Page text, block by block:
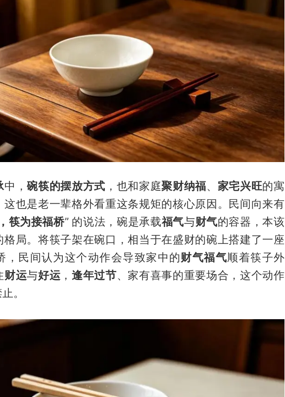
中，碗筷的摆放方式 ，也和家庭聚财纳福、 家宅兴旺的寓
这也是老一辈格外看重这条规矩的核心原因。民间向来有
筷为接福桥” 的说法，碗是承载福气与财气的容器，本该
格局。将筷子架在碗口，相当于在盛财的碗上搭建了一座
，民间认为这个动作会导致家中的财气福气顺着筷子外
财运与好运 ，逢年过节、家有喜事的重要场合，这个动作
。